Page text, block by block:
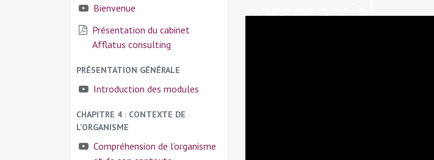
commercial
Bienvenue
Présentation du cabinet
Afflatus consulting
PRÉSENTATION GÉNÉRALE
Introduction des modules
CHAPITRE 4 : CONTEXTE DE
L'ORGANISME
Compréhension de l’organisme